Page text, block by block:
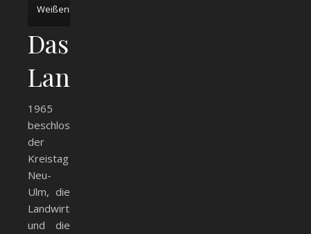
Weißenhorn
Das
Landwirtschaftsamt
1965
beschloss
der
Kreistag
Neu-
Ulm, die
Landwirtschaftsschule
und die